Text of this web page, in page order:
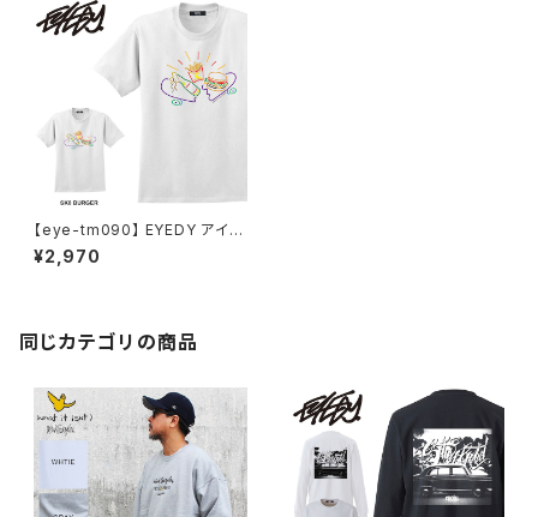
【eye-tm090】 EYEDY アイデ
ィー 大きいサイズ メンズ Tシャ
ツ 半袖 Tシャツ XL XXL XXXL
¥2,970
同じカテゴリの商品